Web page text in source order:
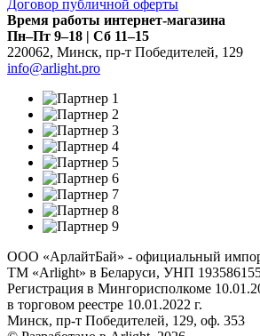
Договор публичной оферты
Время работы интернет-магазина
Пн–Пт 9–18 | Сб 11–15
220062, Минск, пр-т Победителей, 129
info@arlight.pro
ООО «АрлайтБай» - официальный
ТМ «Arlight» в Беларуси, УНП
Регистрация в Мингорисполкоме
в торговом реестре 10.01.2022 г.
Минск, пр-т Победителей, 129, оф. 353